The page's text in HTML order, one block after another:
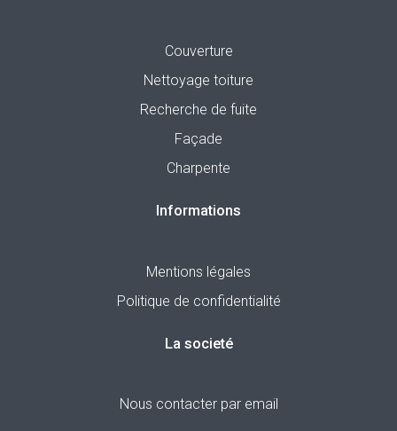
Couverture
Nettoyage toiture
Recherche de fuite
Façade
Charpente
Informations
Mentions légales
Politique de confidentialité
La societé
Nous contacter par email